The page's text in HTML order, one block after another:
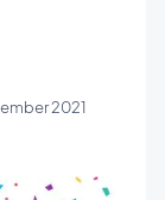
2021